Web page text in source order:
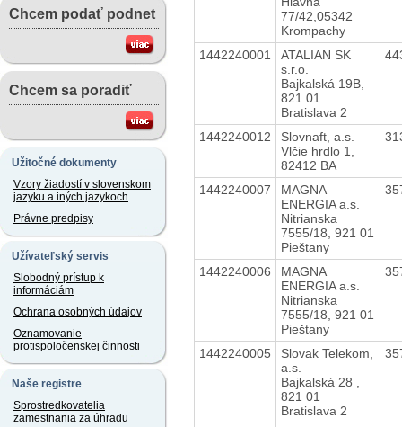
Chcem podať podnet
Chcem sa poradiť
Užitočné dokumenty
Vzory žiadostí v slovenskom
jazyku a iných jazykoch
Právne predpisy
Užívateľský servis
Slobodný prístup k
informáciám
Ochrana osobných údajov
Oznamovanie
protispoločenskej činnosti
Naše registre
Sprostredkovatelia
zamestnania za úhradu
77/42,05342
Krompachy
1442240001
ATALIAN SK
s.r.o.
Bajkalská 19B,
821 01
Bratislava 2
1442240012
Slovnaft, a.s.
Vlčie hrdlo 1,
82412 BA
1442240007
MAGNA
ENERGIA a.s.
Nitrianska
7555/18, 921 01
Pieštany
1442240006
MAGNA
ENERGIA a.s.
Nitrianska
7555/18, 921 01
Pieštany
1442240005
Slovak Telekom,
a.s.
Bajkalská 28 ,
821 01
Bratislava 2